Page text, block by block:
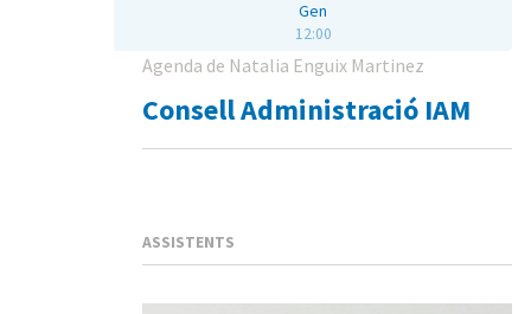
Gen
12:00
Agenda de Natalia Enguix Martinez
Consell Administració IAM
ASSISTENTS